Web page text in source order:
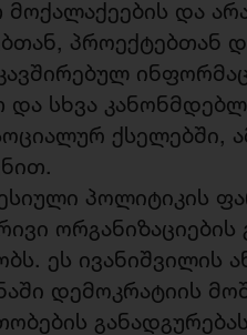
და
პროექტებთან
და სხვა
ქსელებში,
პოლიტიკის
ორგანიზაციების
ეს ივანიშვილის
დემოკრატიის
განადგურებას